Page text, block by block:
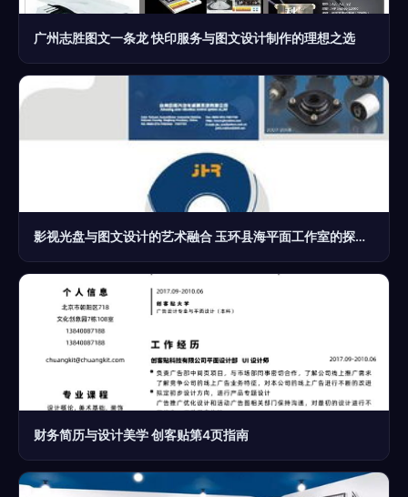
广州志胜图文一条龙 快印服务与图文设计制作的理想之选
影视光盘与图文设计的艺术融合 玉环县海平面工作室的探索之旅
财务简历与设计美学 创客贴第4页指南